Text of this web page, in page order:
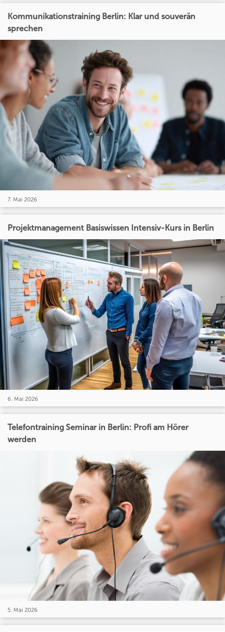
Kommunikationstraining Berlin: Klar und souverän
sprechen
7. Mai 2026
Projektmanagement Basiswissen Intensiv-Kurs in Berlin
6. Mai 2026
Telefontraining Seminar in Berlin: Profi am Hörer
werden
5. Mai 2026